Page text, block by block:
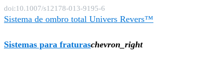
doi:10.1007/s12178-013-9195-6
Sistema de ombro total Univers Revers™
Sistemas para fraturaschevron_right